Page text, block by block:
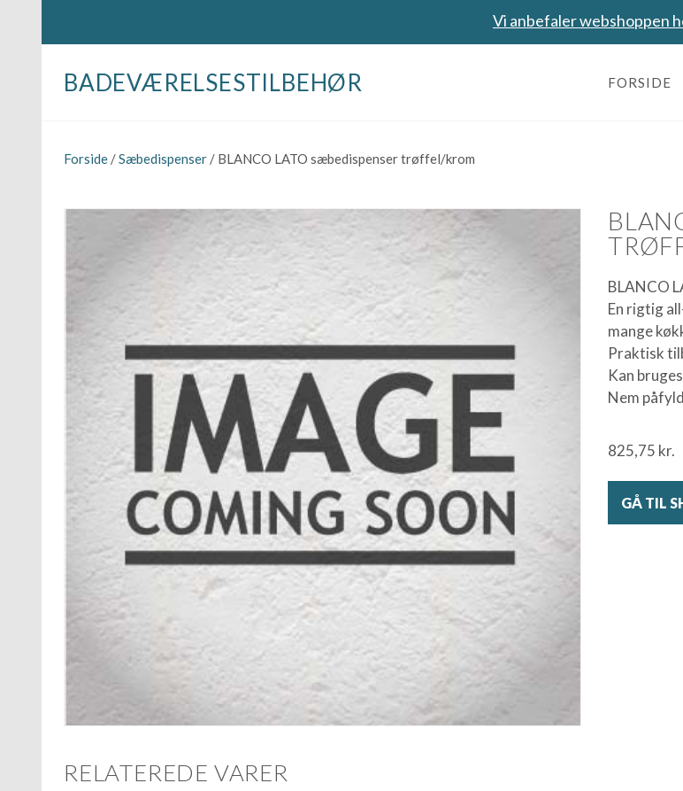
Vi anbefaler webshoppen
BADEVÆRELSESTILBEHØR FORSIDE
Forside /Sæbedispenser / BLANCO LATO sæbedispenser trøffel/krom
BLANCO
En rigtig
mange
Praktisk
Kan
Nem
825,75 kr.
GÅ TIL
RELATEREDE VARER